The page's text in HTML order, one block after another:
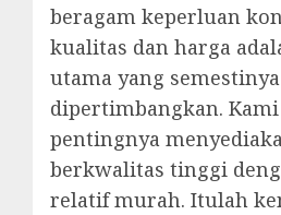
beragam keperluan
kualitas dan harga
utama yang semestinya
dipertimbangkan.
pentingnya
berkwalitas tinggi
relatif murah. Itulah